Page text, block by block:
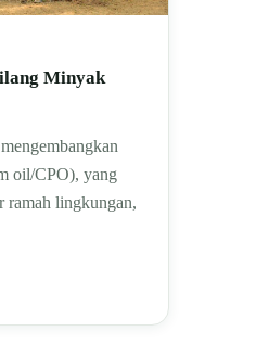
Minyak
oil/CPO), yang
ramah lingkungan,